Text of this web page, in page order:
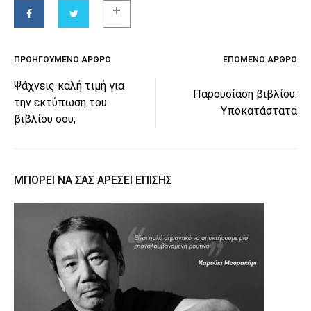
ΠΡΟΗΓΟΎΜΕΝΟ ΆΡΘΡΟ ΕΠΌΜΕΝΟ ΆΡΘΡΟ
Ψάχνεις καλή τιμή για
την εκτύπωση του
βιβλίου σου;
Παρουσίαση βιβλίου:
Υποκατάστατα
ΜΠΟΡΕΊ ΝΑ ΣΑΣ ΑΡΈΣΕΙ ΕΠΊΣΗΣ